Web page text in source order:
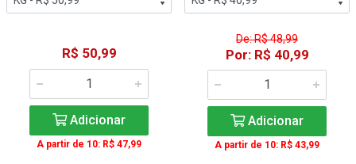
R$ 50,99
Adicionar
A partir de 10: R$ 47,99
De: R$ 48,99
Por: R$ 40,99
Adicionar
A partir de 10: R$ 43,99